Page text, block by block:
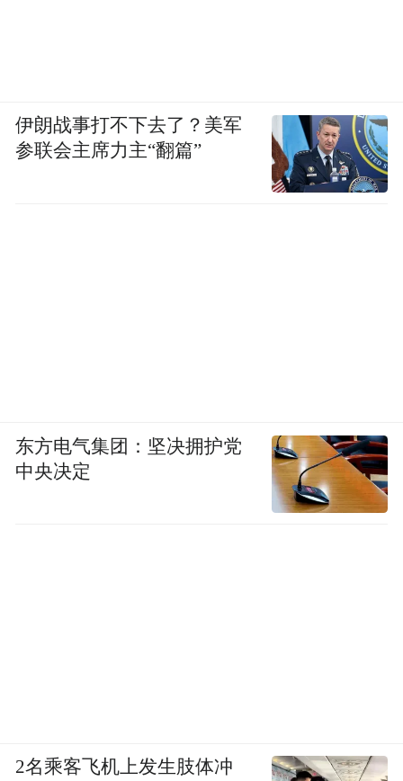
伊朗战事打不下去了？美军
参联会主席力主“翻篇”
东方电气集团：坚决拥护党
中央决定
2名乘客飞机上发生肢体冲